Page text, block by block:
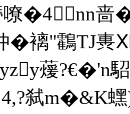
嘹�4nn啬
褵"鸖TJ軣
蕿?€�'n
弑